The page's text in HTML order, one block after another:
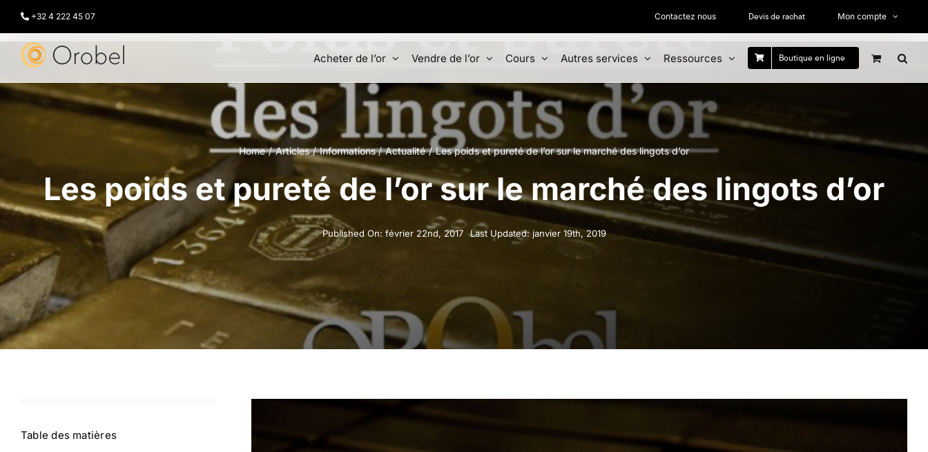
contenu
+32 4 222 45 07 Contactez nous Devis de rachat Mon compte
Acheter de l’or Vendre de l’or Cours Autres services Ressources Boutique en ligne
Home Articles Informations Actualité Les poids et pureté de l’or sur le marché des lingots d’or
Les poids et pureté de l’or sur le marché des lingots d’or
Published On: février 22nd, 2017 Last Updated: janvier 19th, 2019
Table des matières